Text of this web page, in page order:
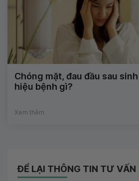
Chóng mặt, đau đầu sau
hiệu bệnh gì?
Xem thêm
ĐỂ LẠI THÔNG TIN TƯ VẤN